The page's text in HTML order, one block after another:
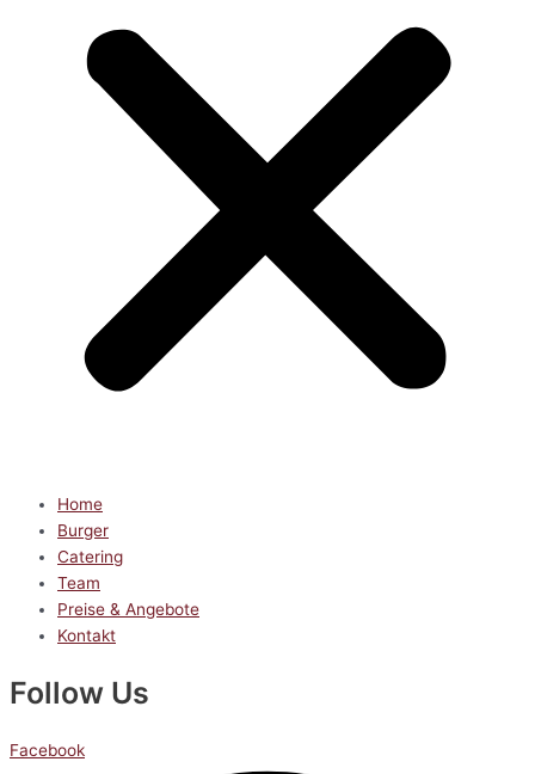
Home
Burger
Catering
Team
Preise & Angebote
Kontakt
Follow Us
Facebook